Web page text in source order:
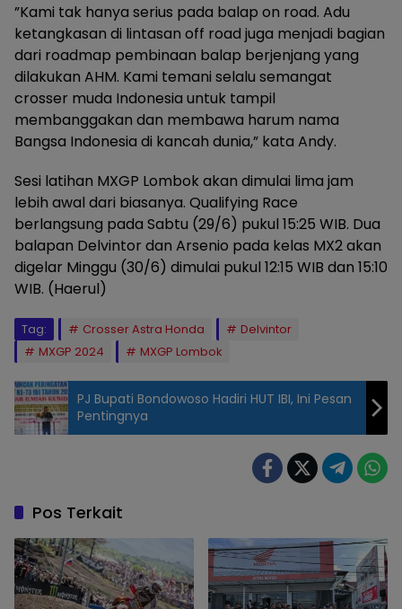
”Kami tak hanya serius pada balap on road. Adu
ketangkasan di lintasan off road juga menjadi bagian
dari roadmap pembinaan balap berjenjang yang
dilakukan AHM. Kami temani selalu semangat
crosser muda Indonesia untuk tampil
membanggakan dan membawa harum nama
Bangsa Indonesia di kancah dunia,” kata Andy.
Sesi latihan MXGP Lombok akan dimulai lima jam
lebih awal dari biasanya. Qualifying Race
berlangsung pada Sabtu (29/6) pukul 15:25 WIB. Dua
balapan Delvintor dan Arsenio pada kelas MX2 akan
digelar Minggu (30/6) dimulai pukul 12:15 WIB dan 15:10
WIB. (Haerul)
Tag: Crosser Astra Honda
Delvintor
MXGP 2024
MXGP Lombok
PJ Bupati Bondowoso Hadiri HUT IBI, Ini Pesan
Pentingnya
Pos Terkait